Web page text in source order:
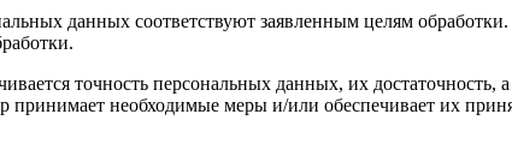
данных соответствуют заявленным целям
точность персональных данных, их
принимает необходимые меры и/или обеспечивает их